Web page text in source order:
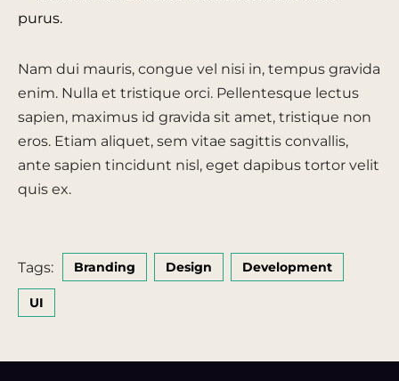
purus.
Nam dui mauris, congue vel nisi in, tempus gravida
enim. Nulla et tristique orci. Pellentesque lectus
sapien, maximus id gravida sit amet, tristique non
eros. Etiam aliquet, sem vitae sagittis convallis,
ante sapien tincidunt nisl, eget dapibus tortor velit
quis ex.
Tags: Branding Design Development
UI